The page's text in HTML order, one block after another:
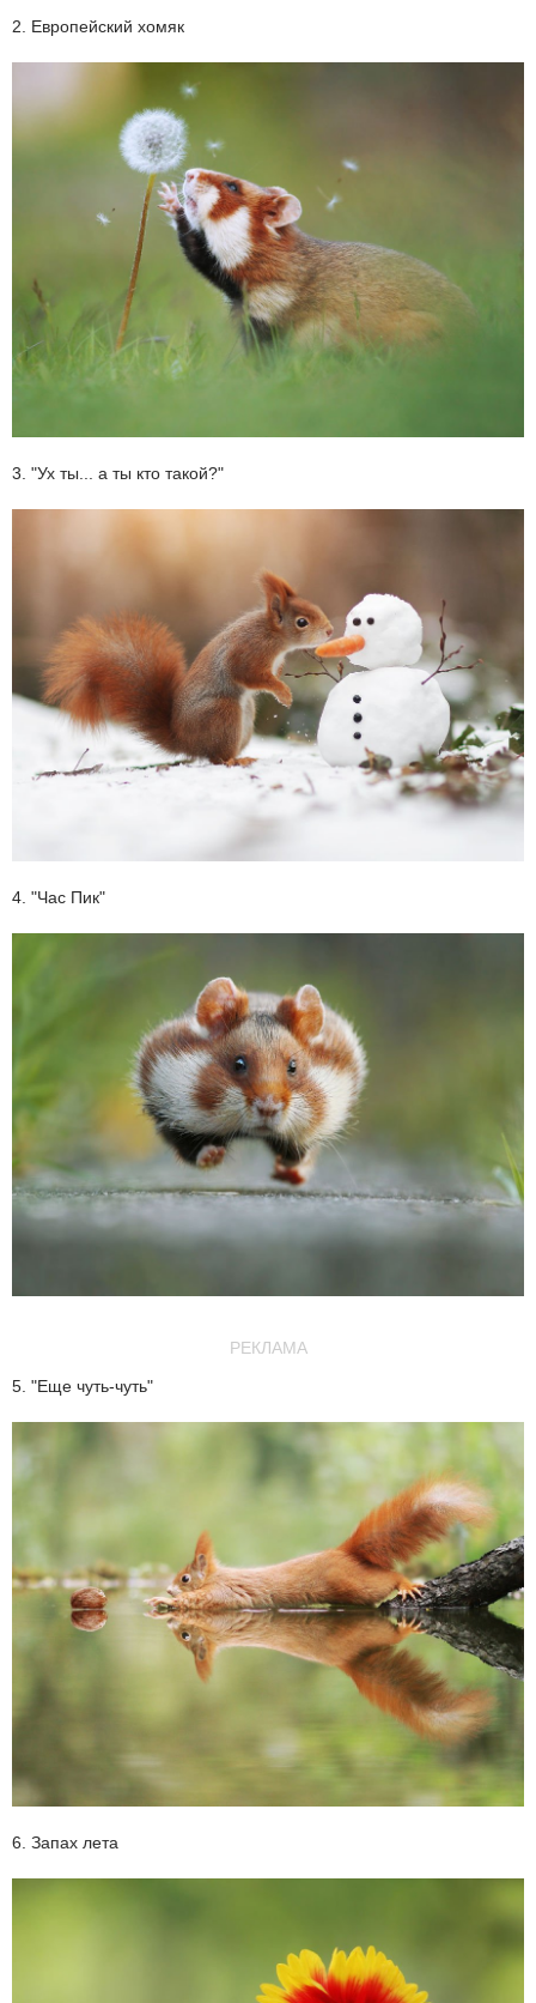
2. Европейский хомяк
3. "Ух ты... а ты кто такой?"
4. "Час Пик"
РЕКЛАМА
5. "Еще чуть-чуть"
6. Запах лета